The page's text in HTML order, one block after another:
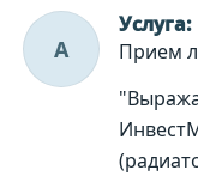
А
Услуга:
Прием